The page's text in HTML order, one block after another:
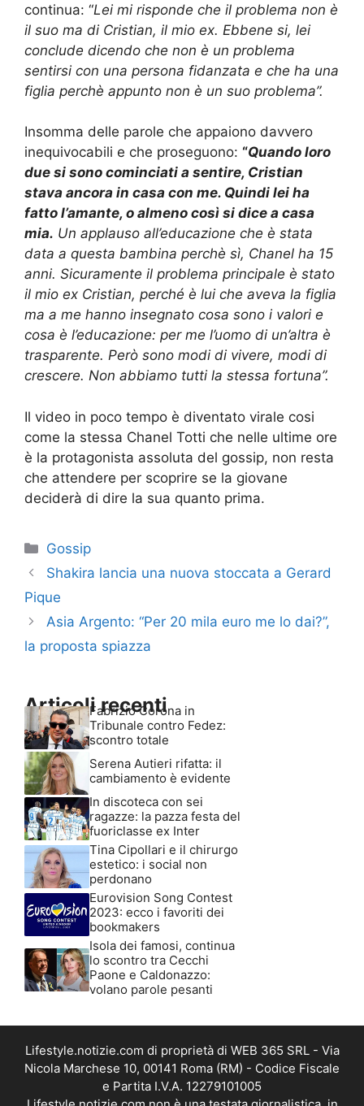
continua: “Lei mi risponde che il problema non è
il suo ma di Cristian, il mio ex. Ebbene si, lei
conclude dicendo che non è un problema
sentirsi con una persona fidanzata e che ha una
figlia perchè appunto non è un suo problema”.
Insomma delle parole che appaiono davvero
inequivocabili e che proseguono: “Quando loro
due si sono cominciati a sentire, Cristian
stava ancora in casa con me. Quindi lei ha
fatto l’amante, o almeno così si dice a casa
mia. Un applauso all’educazione che è stata
data a questa bambina perchè sì, Chanel ha 15
anni. Sicuramente il problema principale è stato
il mio ex Cristian, perché è lui che aveva la figlia
ma a me hanno insegnato cosa sono i valori e
cosa è l’educazione: per me l’uomo di un’altra è
trasparente. Però sono modi di vivere, modi di
crescere. Non abbiamo tutti la stessa fortuna”.
Il video in poco tempo è diventato virale cosi
come la stessa Chanel Totti che nelle ultime ore
è la protagonista assoluta del gossip, non resta
che attendere per scoprire se la giovane
deciderà di dire la sua quanto prima.
Categorie
Gossip
Shakira lancia una nuova stoccata a Gerard
Pique
Asia Argento: “Per 20 mila euro me lo dai?”,
la proposta spiazza
Articoli recenti
Fabrizio Corona in
Tribunale contro Fedez:
scontro totale
Serena Autieri rifatta: il
cambiamento è evidente
In discoteca con sei
ragazze: la pazza festa del
fuoriclasse ex Inter
Tina Cipollari e il chirurgo
estetico: i social non
perdonano
Eurovision Song Contest
2023: ecco i favoriti dei
bookmakers
Isola dei famosi, continua
lo scontro tra Cecchi
Paone e Caldonazzo:
volano parole pesanti
Lifestyle.notizie.com di proprietà di WEB 365 SRL - Via
Nicola Marchese 10, 00141 Roma (RM) - Codice Fiscale
e Partita I.V.A. 12279101005